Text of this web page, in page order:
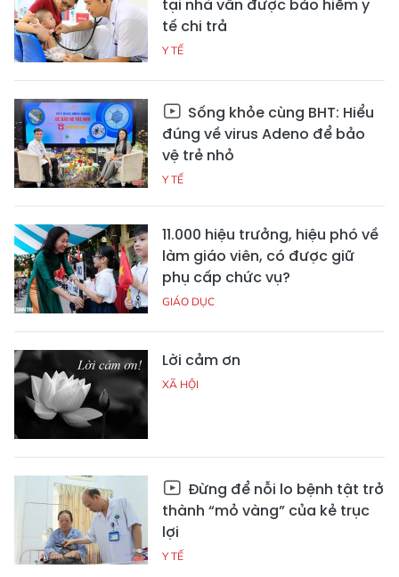
tại nhà vẫn được bảo hiểm y
tế chi trả
Y TẾ
Sống khỏe cùng BHT: Hiểu
đúng về virus Adeno để bảo
vệ trẻ nhỏ
Y TẾ
11.000 hiệu trưởng, hiệu phó về
làm giáo viên, có được giữ
phụ cấp chức vụ?
GIÁO DỤC
Lời cảm ơn
XÃ HỘI
Đừng để nỗi lo bệnh tật trở
thành “mỏ vàng” của kẻ trục
lợi
Y TẾ